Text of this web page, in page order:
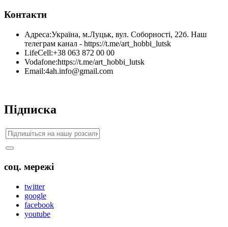
Контакти
Адреса:Україна, м.Луцьк, вул. Соборності, 22б. Наш
телеграм канал - https://t.me/art_hobbi_lutsk
LifeCell:+38 063 872 00 00
Vodafone:https://t.me/art_hobbi_lutsk
Email:4ah.info@gmail.com
Підписка
соц. мережі
twitter
google
facebook
youtube